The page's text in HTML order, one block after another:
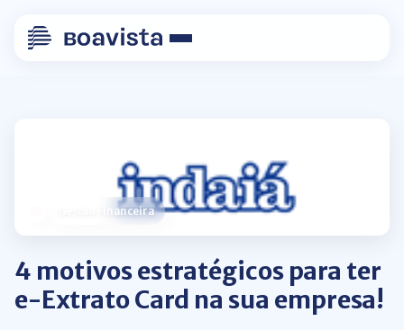
Gestão Financeira
4 motivos estratégicos para ter
e-Extrato Card na sua empresa!